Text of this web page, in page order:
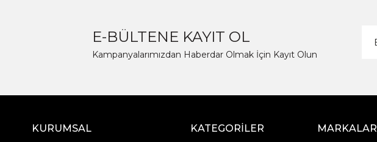
E-BÜLTENE KAYIT OL
Kampanyalarımızdan Haberdar Olmak İçin Kayıt Olun
KURUMSAL KATEGORİLER MARKALAR